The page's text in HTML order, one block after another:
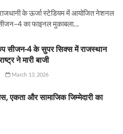
राजधानी के ऊर्जा स्टेडियम में आयोजित नेशनल
का फाइनल मुकाबला…
सीजन-4 के सुपर सिक्स में राजस्थान
ने मारी बाजी
March 13, 2026
एकता और सामाजिक जिम्मेदारी का